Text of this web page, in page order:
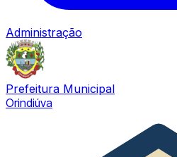
Administração
Prefeitura Municipal
Orindiúva